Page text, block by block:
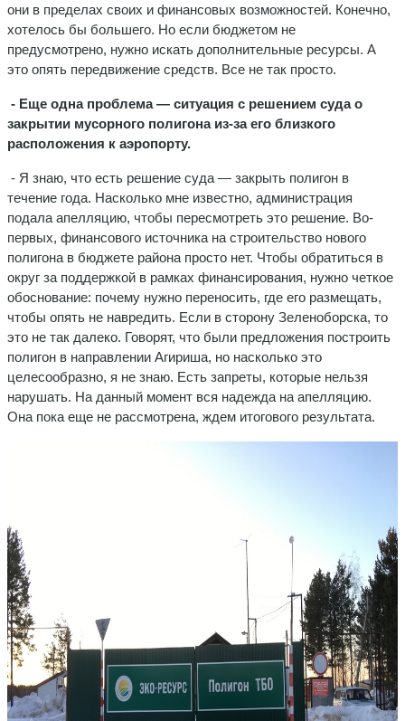
они в пределах своих и финансовых возможностей. Конечно,
хотелось бы большего. Но если бюджетом не
предусмотрено, нужно искать дополнительные ресурсы. А
это опять передвижение средств. Все не так просто.
- Еще одна проблема — ситуация с решением суда о
закрытии мусорного полигона из-за его близкого
расположения к аэропорту.
- Я знаю, что есть решение суда — закрыть полигон в
течение года. Насколько мне известно, администрация
подала апелляцию, чтобы пересмотреть это решение. Во-
первых, финансового источника на строительство нового
полигона в бюджете района просто нет. Чтобы обратиться в
округ за поддержкой в рамках финансирования, нужно четкое
обоснование: почему нужно переносить, где его размещать,
чтобы опять не навредить. Если в сторону Зеленоборска, то
это не так далеко. Говорят, что были предложения построить
полигон в направлении Агириша, но насколько это
целесообразно, я не знаю. Есть запреты, которые нельзя
нарушать. На данный момент вся надежда на апелляцию.
Она пока еще не рассмотрена, ждем итогового результата.